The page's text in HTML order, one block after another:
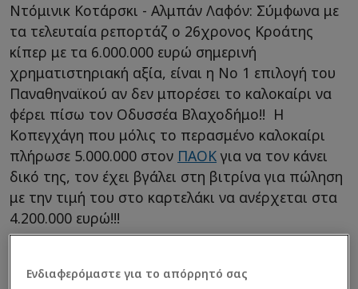
Ντόμινικ Κοτάρσκι - Αλμπάν Λαφόν: Σύμφωνα με
τα τελευταία ρεπορτάζ ο 26χρονος Κροάτης
κίπερ με τα 6.000.000 ευρώ σημερινή
χρηματιστηριακή αξία, είναι η Νο 1 επιλογή του
Παναθηναϊκού αν δεν μπορέσει το καλοκαίρι να
φέρει πίσω τον Οδυσσέα Βλαχοδήμο!! Η
Κοπεγχάγη που μόλις το περασμένο καλοκαίρι
πλήρωσε 5.000.000 στον ΠΑΟΚγια να τον κάνει
δικό της, τον έχει βγάλει στη βιτρίνα για πώληση
με την τιμή του στο καρτελάκι να ανέρχεται στα
4.200.000 ευρώ!!!
Ενδιαφερόμαστε για το απόρρητό σας